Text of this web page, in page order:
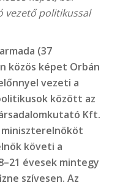
vezető politikussal
(37
közös képet Orbán
vezeti a
között az
Kft.
követi a
évesek mintegy
szívesen. Az